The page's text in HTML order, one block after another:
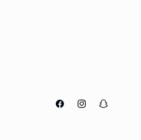
FacebookInstagramSnapchat